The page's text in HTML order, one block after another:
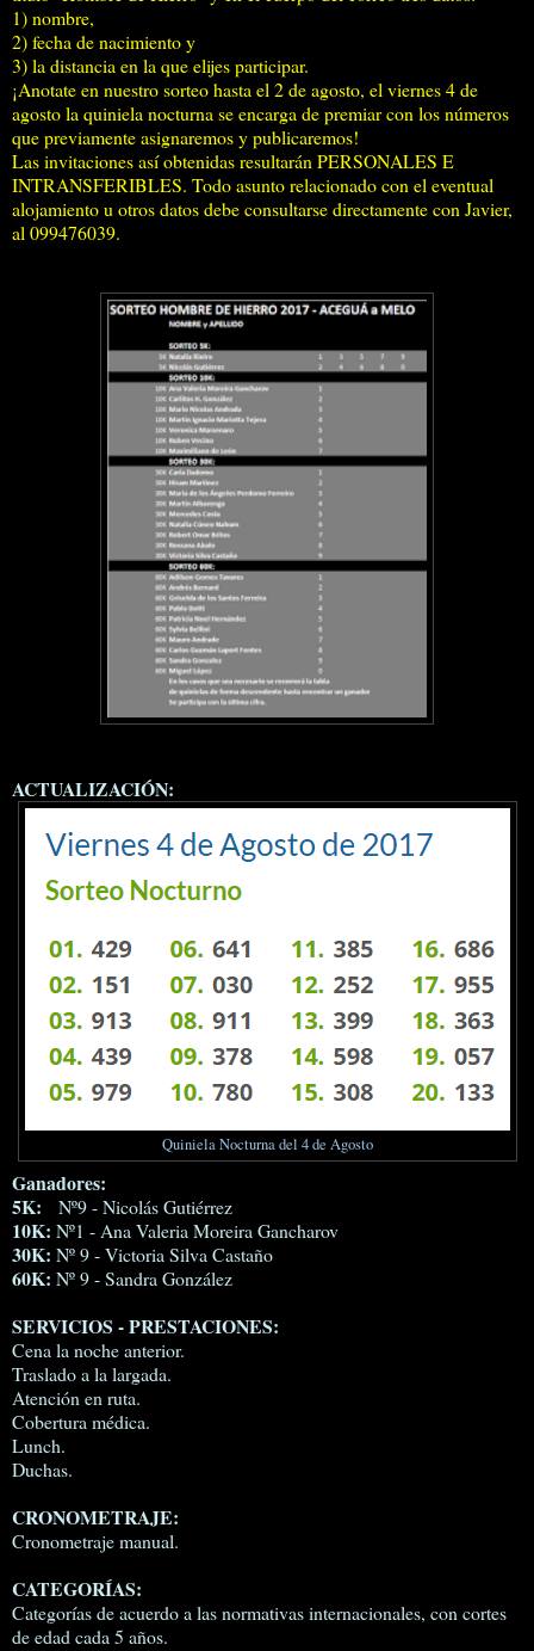
1) nombre,
2) fecha de nacimiento y
3) la distancia en la que elijes participar.
¡Anotate en nuestro sorteo hasta el 2 de agosto, el viernes 4 de
agosto la quiniela nocturna se encarga de premiar con los números
que previamente asignaremos y publicaremos!
Las invitaciones así obtenidas resultarán PERSONALES E
INTRANSFERIBLES. Todo asunto relacionado con el eventual
alojamiento u otros datos debe consultarse directamente con Javier,
al 099476039.
ACTUALIZACIÓN:
Quiniela Nocturna del 4 de Agosto
Ganadores:
5K: Nº9 - Nicolás Gutiérrez
10K: Nº1 - Ana Valeria Moreira Gancharov
30K: Nº 9 - Victoria Silva Castaño
60K: Nº 9 - Sandra González
SERVICIOS - PRESTACIONES:
Cena la noche anterior.
Traslado a la largada.
Atención en ruta.
Cobertura médica.
Lunch.
Duchas.
CRONOMETRAJE:
Cronometraje manual.
CATEGORÍAS:
Categorías de acuerdo a las normativas internacionales, con cortes
de edad cada 5 años.